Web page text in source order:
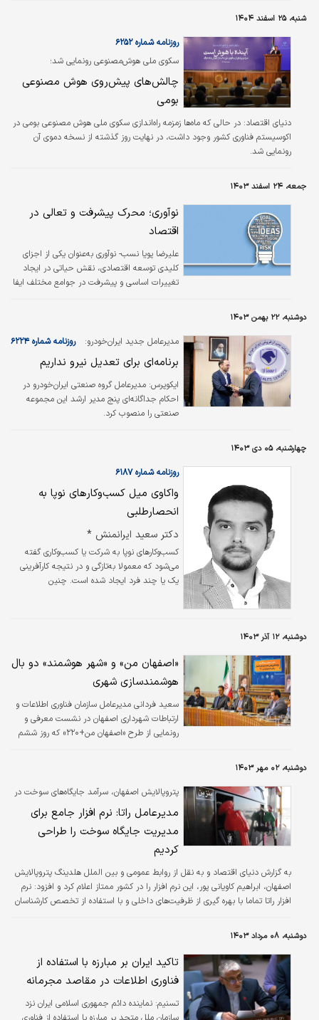
عطف رسیده‌ و طرفین را در دوراهی انتخاب بین دو
گزینه تشدید تنش و درگیری یا شکل‌دهی به
سطحی قابل قبول از اقدامات همکاری‌جویانه
مبتنی بر تفاهم متقابل قرار داده است. با وجود
آنکه ظواهر امر از عدم تمایل طرفین به گزینه اول
شنبه، ۲۵ اسفند ۱۴۰۴
سکوی ملی هوش‌مصنوعی رونمایی شد؛
روزنامه شماره ۶۲۵۲
چالش‌های پیش‌روی هوش مصنوعی
بومی
دنیای اقتصاد: در حالی که ماه‌ها زمزمه راه‌اندازی سکوی ملی هوش مصنوعی بومی در
اکوسیستم فناوری کشور وجود داشت، در نهایت روز گذشته از نسخه دموی آن
رونمایی شد.
جمعه، ۲۴ اسفند ۱۴۰۳
نوآوری؛ محرک پیشرفت و تعالی در
اقتصاد
علیرضا پویا نسب- نوآوری به‌عنوان یکی از اجزای
کلیدی توسعه اقتصادی، نقش حیاتی در ایجاد
تغییرات اساسی و پیشرفت در جوامع مختلف ایفا
به‌عنوان یک استراتژی محوری در دستور کار خود
توسعه اقتصادی جوامع پرداخته و تاثیر آن را از
ابعاد مختلف اقتصادی تحلیل خواهد کرد.
دوشنبه، ۲۲ بهمن ۱۴۰۳
مدیرعامل جدید ایران‌خودرو: روزنامه شماره ۶۲۲۴
برنامه‌ای برای تعدیل نیرو نداریم
ایکوپرس: مدیرعامل گروه صنعتی ایران‌‌‌خودرو در
احکام جداگانه‌‌‌ای پنج مدیر ارشد این مجموعه
صنعتی را منصوب کرد.
چهارشنبه، ۰۵ دی ۱۴۰۳
روزنامه شماره ۶۱۸۷
واکاوی میل کسب‌وکارهای نوپا به
انحصارطلبی
دکتر سعید ایرانمنش *
کسب‌وکارهای نوپا به شرکت یا کسب‌وکاری گفته
می‌شود که معمولا به‌تازگی و در نتیجه کارآفرینی
یک یا چند فرد ایجاد شده ‌‌‌است. چنین
دوشنبه، ۱۲ آذر ۱۴۰۳
«اصفهان من» و «شهر هوشمند» دو بال
هوشمندسازی شهری
سعید فردانی مدیرعامل سازمان فناوری اطلاعات و
ارتباطات شهرداری اصفهان در نشست معرفی و
رونمایی از طرح «اصفهان من+۲۲۰» که روز ششم
شده است، نخست اپلیکیشن «اصفهان من» و‌ دوم
دوشنبه، ۰۲ مهر ۱۴۰۳
پتروپالایش اصفهان، سرآمد جایگاه‌های سوخت در
مدیرعامل راتا: نرم افزار جامع برای
مدیریت جایگاه سوخت را طراحی
کردیم
به گزارش دنیای اقتصاد و به نقل از روابط عمومی و بین الملل هلدینگ پتروپالایش
اصفهان، ابراهیم کاویانی پور، این نرم افزار را در کشور ممتاز اعلام کرد و افزود: نرم
افزار راتا تماما با بهره گیری از ظرفیت‌های داخلی و با استفاده از تخصص کارشناسان
تمامی ۲۰ جایگاه سوخت تحت برند پالایشگاه اصفهان اجرا شده است.
دوشنبه، ۰۸ مرداد ۱۴۰۳
تاکید ایران بر مبارزه با استفاده از
فناوری اطلاعات در مقاصد مجرمانه
تسنیم: نماینده دائم جمهوری اسلامی ایران نزد